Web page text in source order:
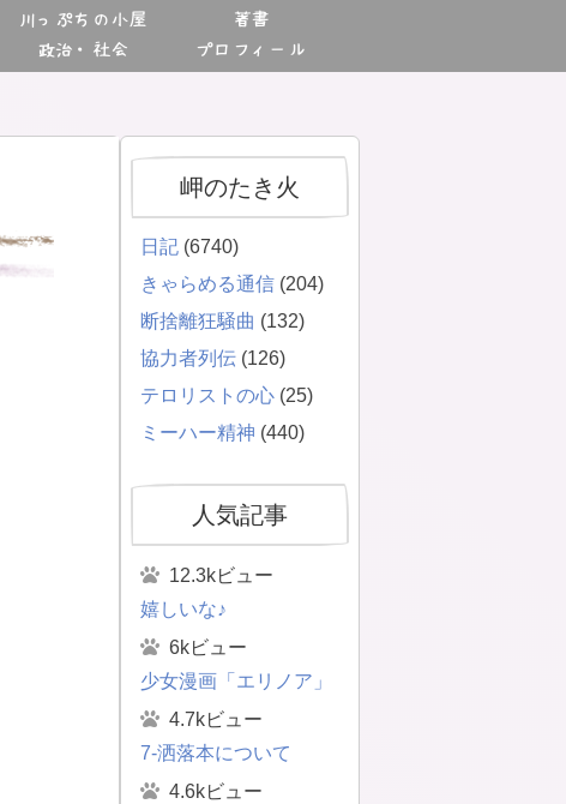
川っぷちの小屋
政治・社会
著書
プロフィール
岬のたき火
日記 (6740)
きゃらめる通信 (204)
断捨離狂騒曲 (132)
協力者列伝 (126)
テロリストの心 (25)
ミーハー精神 (440)
人気記事
12.3kビュー
嬉しいな♪
6kビュー
少女漫画「エリノア」
4.7kビュー
7-洒落本について
4.6kビュー